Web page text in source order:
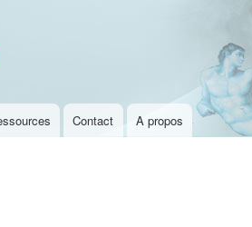
Contact A propos